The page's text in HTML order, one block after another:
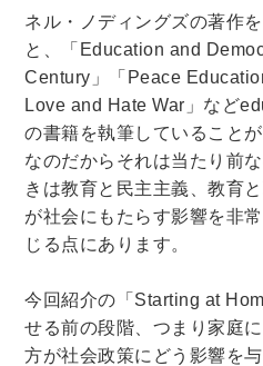
法律・ビジネス・事務資格
食品・衛生・福祉
CD・DVD・Blu-ray
CD・DVD
洋書
英語洋書
ネル・ノディングズの著作
と、「 Education and
Century」「 Peace
Love and Hate War」など
の書籍を執筆していること
なのだからそれは当たり前
きは教育と民主主義、教育
が社会にもたらす影響を非
じる点にあります。
今回紹介の「Starting at
せる前の段階、つまり家庭
方が社会政策にどう影響を